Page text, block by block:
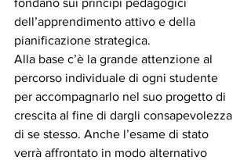
fondano sui princìpi pedagogici
dell’apprendimento attivo e della
pianificazione strategica.
Alla base c’è la grande attenzione al
percorso individuale di ogni studente
per accompagnarlo nel suo progetto di
crescita al fine di dargli consapevolezza
di se stesso. Anche l’esame di stato
verrà affrontato in modo alternativo